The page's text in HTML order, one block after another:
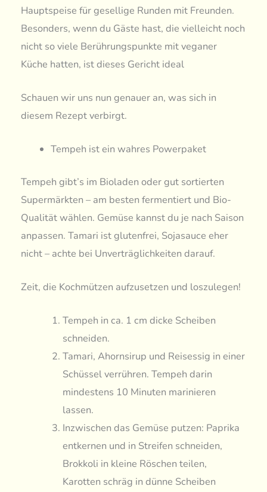
Hauptspeise für gesellige Runden mit Freunden.
Besonders, wenn du Gäste hast, die vielleicht noch
nicht so viele Berührungspunkte mit veganer
Küche hatten, ist dieses Gericht ideal
Schauen wir uns nun genauer an, was sich in
diesem Rezept verbirgt.
Tempeh ist ein wahres Powerpaket
Tempeh gibt’s im Bioladen oder gut sortierten
Supermärkten – am besten fermentiert und Bio-
Qualität wählen. Gemüse kannst du je nach Saison
anpassen. Tamari ist glutenfrei, Sojasauce eher
nicht – achte bei Unverträglichkeiten darauf.
Zeit, die Kochmützen aufzusetzen und loszulegen!
Tempeh in ca. 1 cm dicke Scheiben
schneiden.
Tamari, Ahornsirup und Reisessig in einer
Schüssel verrühren. Tempeh darin
mindestens 10 Minuten marinieren
lassen.
Inzwischen das Gemüse putzen: Paprika
entkernen und in Streifen schneiden,
Brokkoli in kleine Röschen teilen,
Karotten schräg in dünne Scheiben